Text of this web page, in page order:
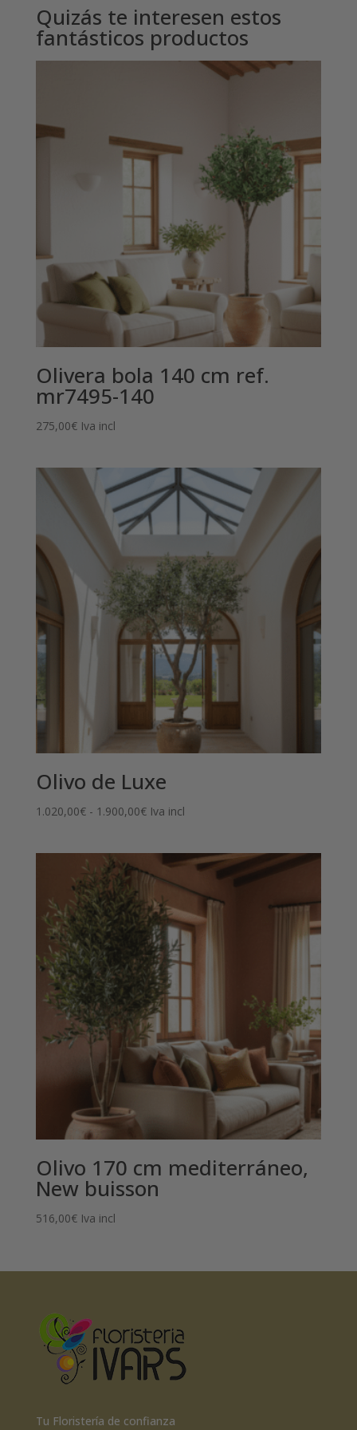
Quizás te interesen estos
fantásticos productos
Olivera bola 140 cm ref.
mr7495-140
275,00€ Iva incl
Olivo de Luxe
1.020,00€ - 1.900,00€Rango
desde
1.020,00€
hasta
1.900,00€
Iva incl
Olivo 170 cm mediterráneo,
New buisson
516,00€ Iva incl
Tu Floristería de confianza